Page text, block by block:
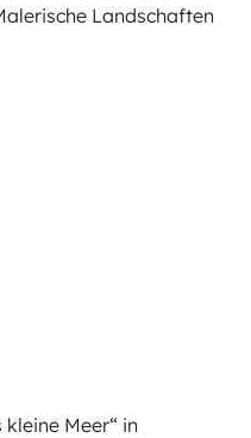
Landschaften
Meer“ in